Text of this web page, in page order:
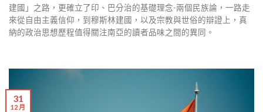
建國」之路，更確立了印、巴分治的基礎理念-兩個民族論，一路走
來從自由主義信仰，到穆斯林建國，以及宗教與世俗的辯證上，真
納的政治思想歷程值得關注南亞的讀者品味之間的異同。
31
12 月